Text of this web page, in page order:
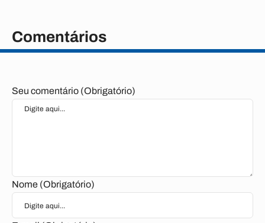
Comentários
Seu comentário (Obrigatório)
Nome (Obrigatório)